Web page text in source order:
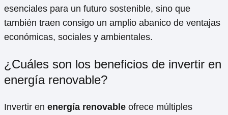
esenciales para un futuro sostenible, sino que
también traen consigo un amplio abanico de ventajas
económicas, sociales y ambientales.
¿Cuáles son los beneficios de invertir en
energía renovable?
Invertir en energía renovable ofrece múltiples